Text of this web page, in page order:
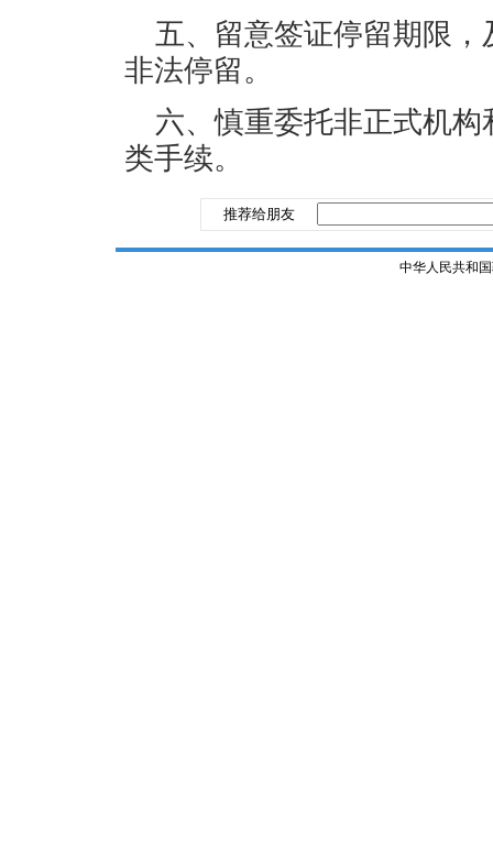
五、留意签证停留期限
非法停留。
六、慎重委托非正式机
类手续。
推荐给朋友
中华人民共和